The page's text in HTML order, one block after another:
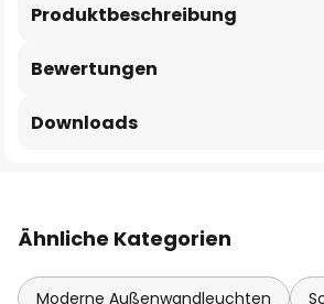
Produktbeschreibung
Bewertungen
Downloads
Ähnliche Kategorien
Moderne Außenwandleuchten